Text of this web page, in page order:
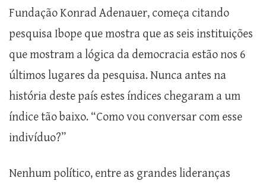
Fundação Konrad Adenauer, começa citando
pesquisa Ibope que mostra que as seis instituições
que mostram a lógica da democracia estão nos 6
últimos lugares da pesquisa. Nunca antes na
história deste país estes índices chegaram a um
índice tão baixo. “Como vou conversar com esse
indivíduo?”
Nenhum político, entre as grandes lideranças